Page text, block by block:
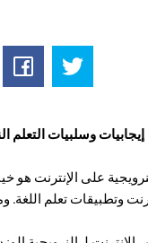
وسلبيات التعلم
على الإنترنت هو
وتطبيقات تعلم